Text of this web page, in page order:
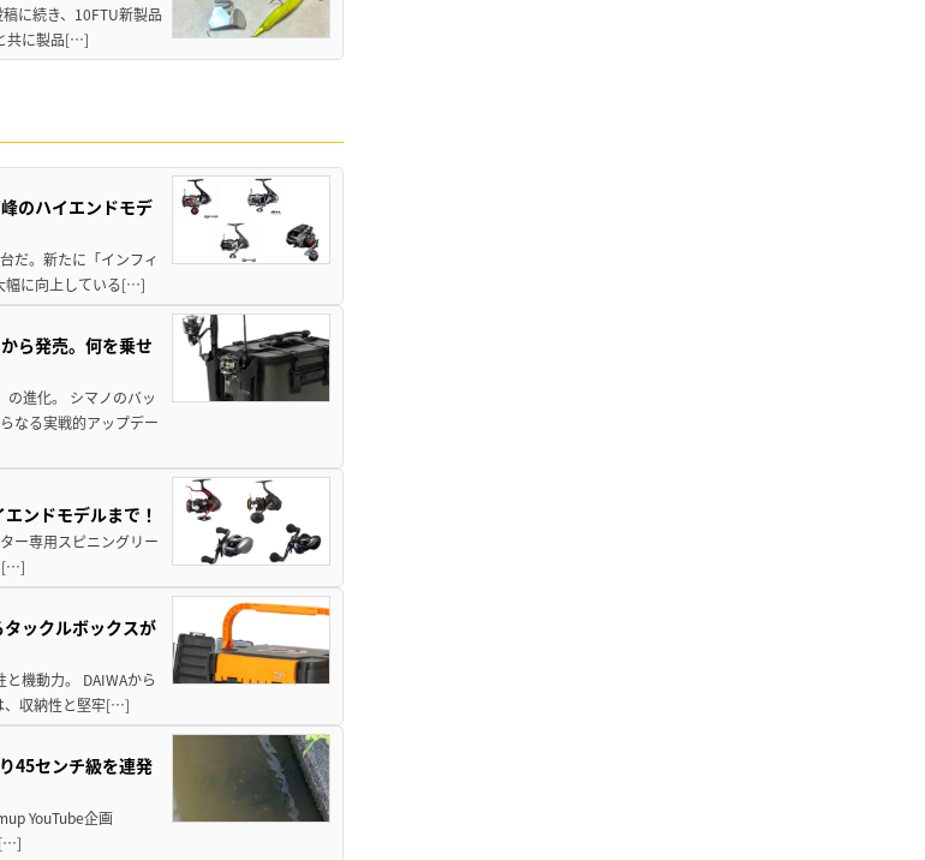
に続き、10FTU新製品
共に製品[…]
のハイエンドモデ
だ。新たに「インフィ
幅に向上している[…]
ら発売。何を乗せ
の進化。 シマノのバッ
なる実戦的アップデー
ンドモデルまで！
ー専用スピニングリー
[…]
ックルボックスが
機動力。 DAIWAから
、収納性と堅牢[…]
45センチ級を連発
YouTube企画
[…]